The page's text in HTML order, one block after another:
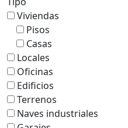
Viviendas
Pisos
Casas
Locales
Oficinas
Edificios
Terrenos
Naves industriales